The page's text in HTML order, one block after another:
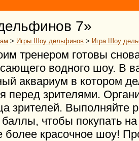
7»
> Игры Шоу дельфинов > Игра Шоу
тренером готовы
водного шоу. В
аквариум в котором
перед зрителями.
зрителей. Выполняйте
чтобы покупать
более красочное шоу!